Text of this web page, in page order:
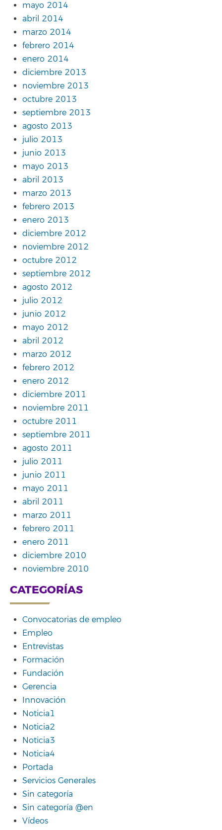
mayo 2014
abril 2014
marzo 2014
febrero 2014
enero 2014
diciembre 2013
noviembre 2013
octubre 2013
septiembre 2013
agosto 2013
julio 2013
junio 2013
mayo 2013
abril 2013
marzo 2013
febrero 2013
enero 2013
diciembre 2012
noviembre 2012
octubre 2012
septiembre 2012
agosto 2012
julio 2012
junio 2012
mayo 2012
abril 2012
marzo 2012
febrero 2012
enero 2012
diciembre 2011
noviembre 2011
octubre 2011
septiembre 2011
agosto 2011
julio 2011
junio 2011
mayo 2011
abril 2011
marzo 2011
febrero 2011
enero 2011
diciembre 2010
noviembre 2010
CATEGORÍAS
Convocatorias de empleo
Empleo
Entrevistas
Formación
Fundación
Gerencia
Innovación
Noticia1
Noticia2
Noticia3
Noticia4
Portada
Servicios Generales
Sin categoría
Sin categoría @en
Vídeos